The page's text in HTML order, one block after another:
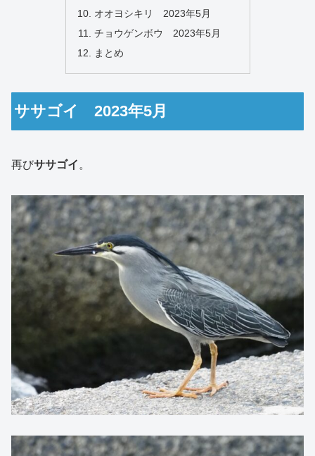
オオヨシキリ 2023年5月
チョウゲンボウ 2023年5月
まとめ
ササゴイ 2023年5月
再びササゴイ 。